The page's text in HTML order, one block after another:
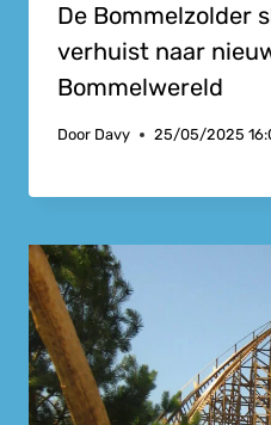
De Bommelzolder
verhuist naar
Bommelwereld
Door Davy 25/05/2025